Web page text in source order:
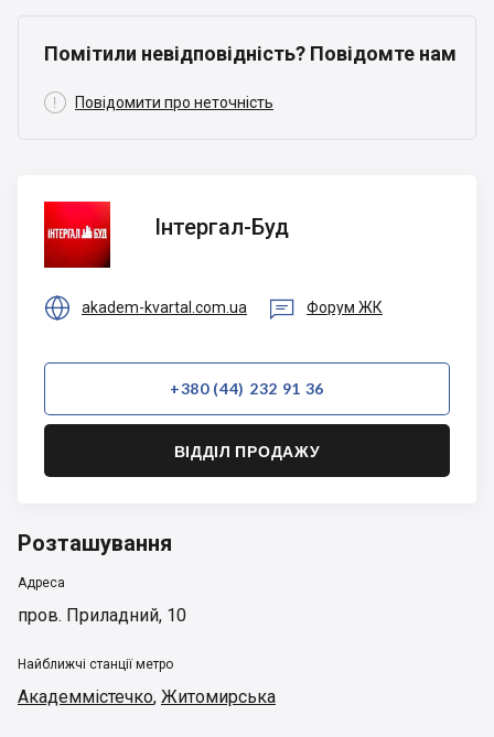
Помітили невідповідність? Повідомте нам
 Повідомити про неточність
Інтергал-
Буд
Інтергал-Буд
 akadem-kvartal.com.ua  Форум ЖК
+380 (44) 232 91 36
ВІДДІЛ ПРОДАЖУ
Розташування
Адреса
пров. Приладний, 10
Найближчі станції метро
Академмістечко, Житомирська